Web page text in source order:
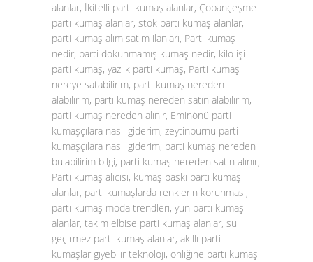
alanlar, İkitelli parti kumaş alanlar, Çobançeşme
parti kumaş alanlar, stok parti kumaş alanlar,
parti kumaş alım satım ilanları, Parti kumaş
nedir, parti dokunmamış kumaş nedir, kilo işi
parti kumaş, yazlık parti kumaş, Parti kumaş
nereye satabilirim, parti kumaş nereden
alabilirim, parti kumaş nereden satın alabilirim,
parti kumaş nereden alınır, Eminönü parti
kumaşçılara nasıl giderim, zeytinburnu parti
kumaşçılara nasıl giderim, parti kumaş nereden
bulabilirim bilgi, parti kumaş nereden satın alınır,
Parti kumaş alıcısı, kumaş baskı parti kumaş
alanlar, parti kumaşlarda renklerin korunması,
parti kumaş moda trendleri, yün parti kumaş
alanlar, takım elbise parti kumaş alanlar, su
geçirmez parti kumaş alanlar, akıllı parti
kumaşlar giyebilir teknoloji, onliğine parti kumaş